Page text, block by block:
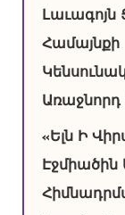
Լաւագոյն
Համայնքի
«Ելն Ի
Էջմիածին